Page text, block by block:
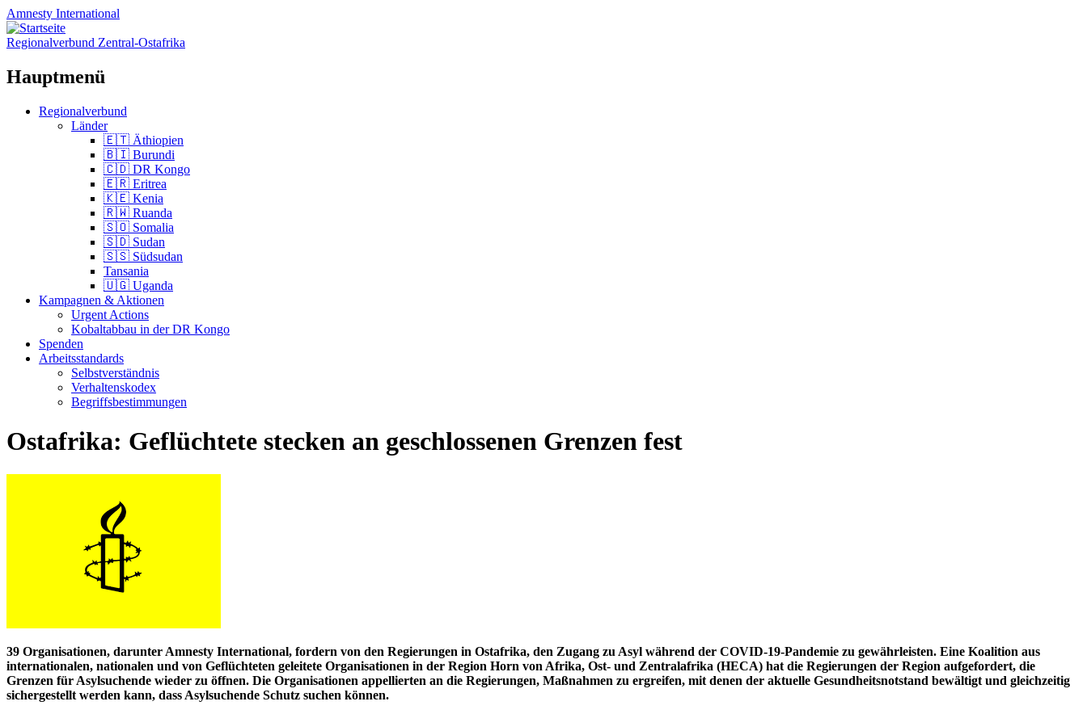
Amnesty International
Regionalverbund Zentral-Ostafrika
Hauptmenü
Zum
Regionalverbund
Länder
🇪🇹 Äthiopien
🇧🇮 Burundi
🇨🇩 DR Kongo
🇪🇷 Eritrea
🇰🇪 Kenia
🇷🇼 Ruanda
🇸🇴 Somalia
🇸🇩 Sudan
🇸🇸 Südsudan
Tansania
🇺🇬 Uganda
Kampagnen & Aktionen
Urgent Actions
Kobaltabbau in der DR Kongo
Spenden
Arbeitsstandards
Selbstverständnis
Verhaltenskodex
Begriffsbestimmungen
Ostafrika: Geflüchtete stecken an geschlossenen Grenzen fest
39 Organisationen, darunter Amnesty International, fordern von den Regierungen in Ostafrika, den Zugang zu Asyl während der COVID-19-Pandemie zu gewährleisten. Eine Koalition aus
internationalen, nationalen und von Geflüchteten geleitete Organisationen in der Region Horn von Afrika, Ost- und Zentralafrika (HECA) hat die Regierungen der Region aufgefordert, die
Grenzen für Asylsuchende wieder zu öffnen. Die Organisationen appellierten an die Regierungen, Maßnahmen zu ergreifen, mit denen der aktuelle Gesundheitsnotstand bewältigt und gleichzeitig
sichergestellt werden kann, dass Asylsuchende Schutz suchen können.